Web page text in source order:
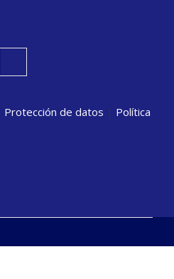
Protección de datos | Política